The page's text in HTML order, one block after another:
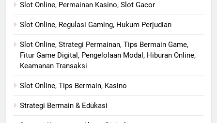
Slot Online, Permainan Kasino, Slot Gacor
Slot Online, Regulasi Gaming, Hukum Perjudian
Slot Online, Strategi Permainan, Tips Bermain Game,
Fitur Game Digital, Pengelolaan Modal, Hiburan Online,
Keamanan Transaksi
Slot Online, Tips Bermain, Kasino
Strategi Bermain & Edukasi